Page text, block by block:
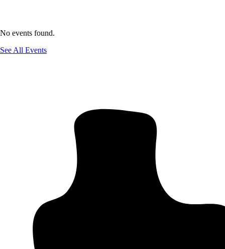
No events found.
See All Events